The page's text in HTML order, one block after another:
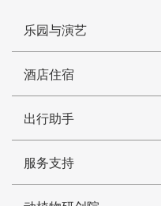
乐园与演艺
酒店住宿
出行助手
服务支持